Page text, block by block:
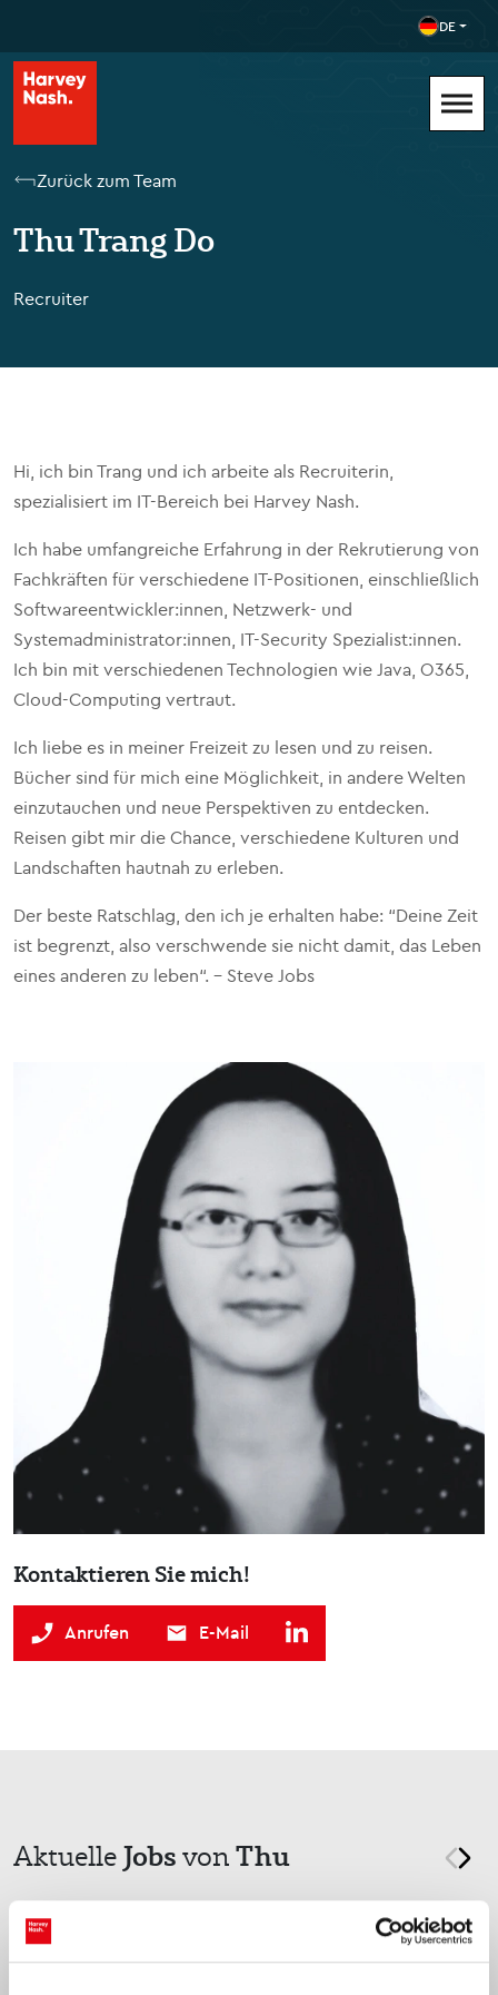
DE
Zurück zum Team
Thu Trang Do
Recruiter
Hi, ich bin Trang und ich arbeite als Recruiterin,
spezialisiert im IT-Bereich bei Harvey Nash.
Ich habe umfangreiche Erfahrung in der Rekrutierung von
Fachkräften für verschiedene IT-Positionen, einschließlich
Softwareentwickler:innen, Netzwerk- und
Systemadministrator:innen, IT-Security Spezialist:innen.
Ich bin mit verschiedenen Technologien wie Java, O365,
Cloud-Computing vertraut.
Ich liebe es in meiner Freizeit zu lesen und zu reisen.
Bücher sind für mich eine Möglichkeit, in andere Welten
einzutauchen und neue Perspektiven zu entdecken.
Reisen gibt mir die Chance, verschiedene Kulturen und
Landschaften hautnah zu erleben.
Der beste Ratschlag, den ich je erhalten habe: “Deine Zeit
ist begrenzt, also verschwende sie nicht damit, das Leben
eines anderen zu leben“. - Steve Jobs
Kontaktieren Sie mich!
Anrufen E-Mail
AktuelleJobsvonThu prev
Stuttgart, Baden-Württemberg